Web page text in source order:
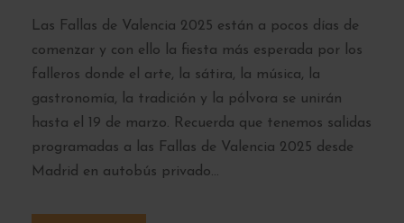
Las Fallas de Valencia 2025 están a pocos días de
comenzar y con ello la fiesta más esperada por los
falleros donde el arte, la sátira, la música, la
gastronomía, la tradición y la pólvora se unirán
hasta el 19 de marzo. Recuerda que tenemos salidas
programadas a las Fallas de Valencia 2025 desde
Madrid en autobús privado...